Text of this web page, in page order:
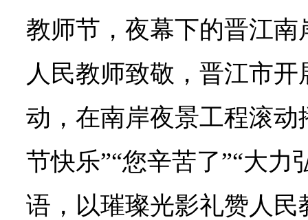
教师节，夜幕下的晋江
人民教师致敬，晋江市开
动，在南岸夜景工程滚动
节快乐”“您辛苦了”“大力
语，以璀璨光影礼赞人民